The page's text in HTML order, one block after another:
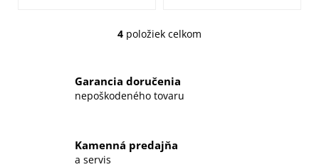
O
á
d
i
4 položiek celkom
Garancia doručenia
nepoškodeného tovaru
Kamenná predajňa
a servis